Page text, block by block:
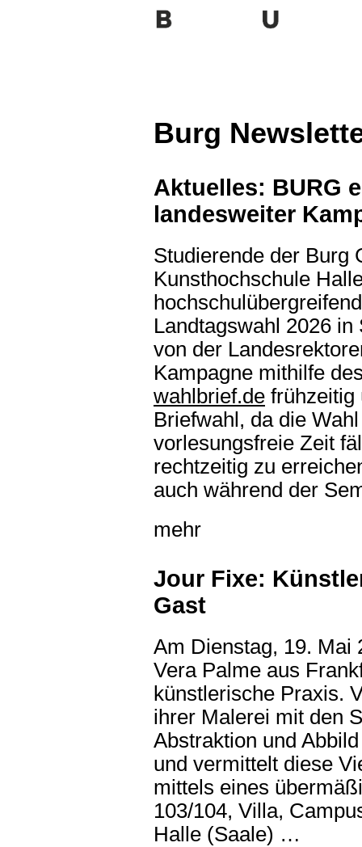
Burg
Aktuelles: BURG
landesweiter
Studierende der Burg
Kunsthochschule
Landtagswahl 2026
von der
Kampagne mithilfe
wahlbrief.de frühzeitig
Briefwahl, da die
vorlesungsfreie Zeit
rechtzeitig zu
auch während der
mehr
Jour Fixe:
Gast
Am Dienstag, 19. Mai
Vera Palme aus
künstlerische Praxis.
ihrer Malerei mit den
Abstraktion und
und vermittelt diese
mittels eines
103/104, Villa,
Halle (Saale) …